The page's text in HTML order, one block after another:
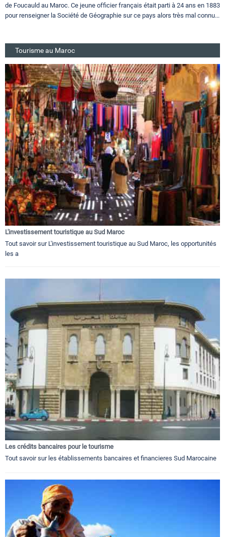
de Foucauld au Maroc. Ce jeune officier français était parti à 24 ans en 1883
pour renseigner la Société de Géographie sur ce pays alors très mal connu...
Tourisme au Maroc
L'investissement touristique au Sud Maroc
Tout savoir sur L'investissement touristique au Sud Maroc, les opportunités
les a
Les crédits bancaires pour le tourisme
Tout savoir sur les établissements bancaires et financieres Sud Marocaine